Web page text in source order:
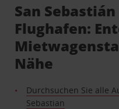
San
Flughafen:
Nähe
Durchsuchen Sie alle
Sebastian